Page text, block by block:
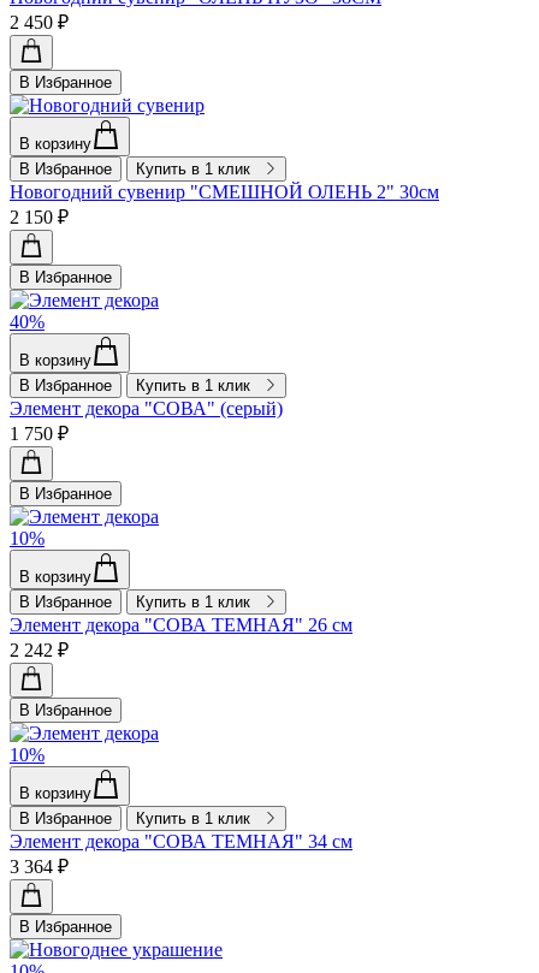
2 450 ₽
В Избранное
В корзину
В Избранное
Купить в 1 клик
Новогодний сувенир "СМЕШНОЙ ОЛЕНЬ 2" 30см
2 150 ₽
В Избранное
40%
В корзину
В Избранное
Купить в 1 клик
Элемент декора "СОВА" (серый)
1 750 ₽
В Избранное
10%
В корзину
В Избранное
Купить в 1 клик
Элемент декора "СОВА ТЕМНАЯ" 26 см
2 242 ₽
В Избранное
10%
В корзину
В Избранное
Купить в 1 клик
Элемент декора "СОВА ТЕМНАЯ" 34 см
3 364 ₽
В Избранное